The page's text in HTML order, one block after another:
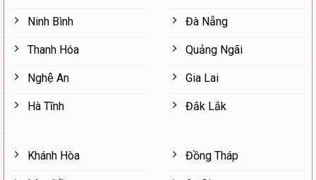
Ninh Bình
Thanh Hóa
Nghệ An
Hà Tĩnh
Đà Nẵng
Quảng Ngãi
Gia Lai
Đắk Lắk
Khánh Hòa Đồng Tháp